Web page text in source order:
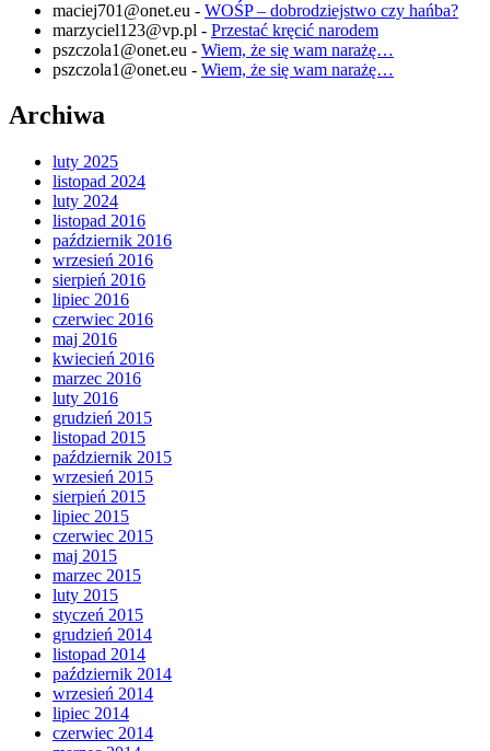
maciej701@onet.eu - WOŚP – dobrodziejstwo czy hańba?
marzyciel123@vp.pl - Przestać kręcić narodem
pszczola1@onet.eu - Wiem, że się wam narażę…
pszczola1@onet.eu - Wiem, że się wam narażę…
Archiwa
luty 2025
listopad 2024
luty 2024
listopad 2016
październik 2016
wrzesień 2016
sierpień 2016
lipiec 2016
czerwiec 2016
maj 2016
kwiecień 2016
marzec 2016
luty 2016
grudzień 2015
listopad 2015
październik 2015
wrzesień 2015
sierpień 2015
lipiec 2015
czerwiec 2015
maj 2015
marzec 2015
luty 2015
styczeń 2015
grudzień 2014
listopad 2014
październik 2014
wrzesień 2014
lipiec 2014
czerwiec 2014